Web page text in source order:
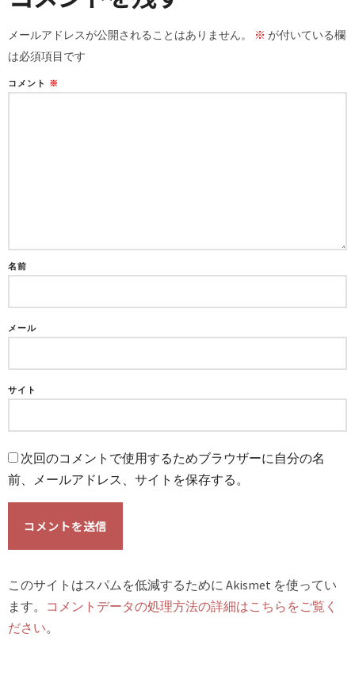
メールアドレスが公開されることはありません。 ※ が付いている欄
は必須項目です
コメント ※
名前
メール
サイト
次回のコメントで使用するためブラウザーに自分の名
前、メールアドレス、サイトを保存する。
このサイトはスパムを低減するために Akismet を使ってい
ます。 コメントデータの処理方法の詳細はこちらをご覧く
ださい。